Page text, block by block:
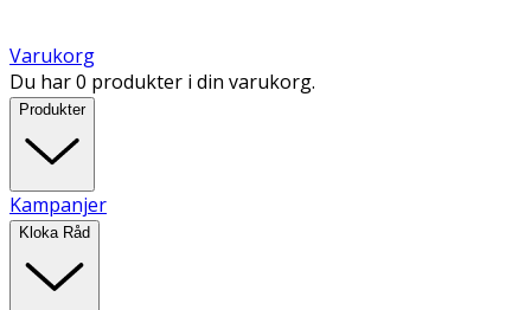
Varukorg
Du har 0 produkter i din varukorg.
Produkter
Kampanjer
Kloka Råd